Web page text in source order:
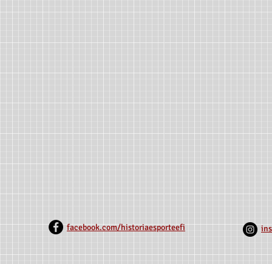
facebook.com/historiaesporteefi